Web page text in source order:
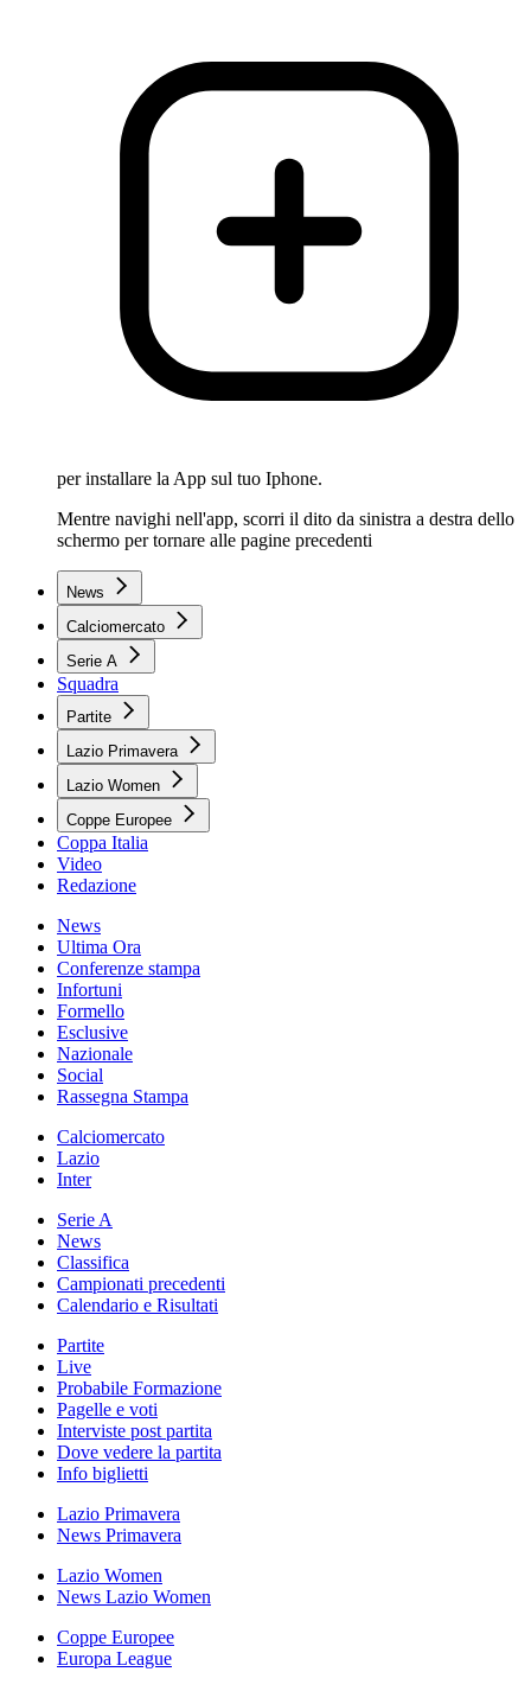
per installare la App sul tuo Iphone.
Mentre navighi nell'app, scorri il dito da sinistra a destra dello
schermo per tornare alle pagine precedenti
News
Calciomercato
Serie A
Squadra
Partite
Lazio Primavera
Lazio Women
Coppe Europee
Coppa Italia
Video
Redazione
News
Ultima Ora
Conferenze stampa
Infortuni
Formello
Esclusive
Nazionale
Social
Rassegna Stampa
Calciomercato
Lazio
Inter
Serie A
News
Classifica
Campionati precedenti
Calendario e Risultati
Partite
Live
Probabile Formazione
Pagelle e voti
Interviste post partita
Dove vedere la partita
Info biglietti
Lazio Primavera
News Primavera
Lazio Women
News Lazio Women
Coppe Europee
Europa League